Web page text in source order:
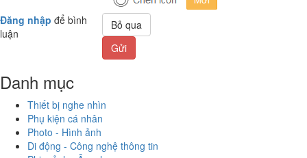
Đăng nhập để bình
luận
Bỏ qua
Gửi
Danh mục
Thiết bị nghe nhìn
Phụ kiện cá nhân
Photo - Hình ảnh
Di động - Công nghệ thông tin